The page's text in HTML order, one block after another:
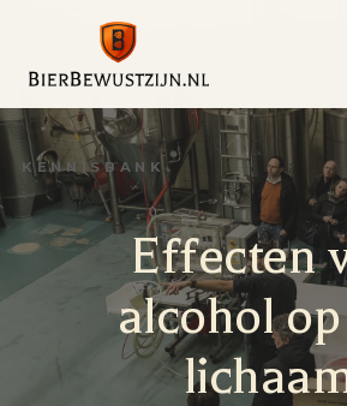
inhoud
KENNISBANK
Effecten
alcohol